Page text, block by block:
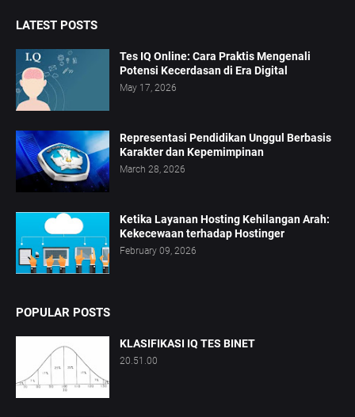
LATEST POSTS
Tes IQ Online: Cara Praktis Mengenali
Potensi Kecerdasan di Era Digital
May 17, 2026
Representasi Pendidikan Unggul Berbasis
Karakter dan Kepemimpinan
March 28, 2026
Ketika Layanan Hosting Kehilangan Arah:
Kekecewaan terhadap Hostinger
February 09, 2026
POPULAR POSTS
KLASIFIKASI IQ TES BINET
20.51.00